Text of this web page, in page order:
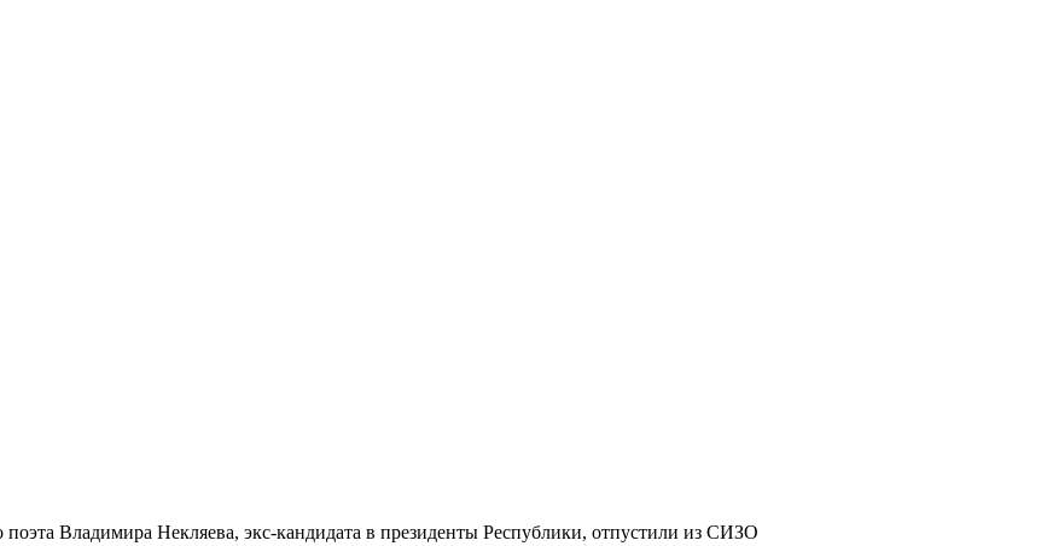
поэта Владимира Некляева, экс-кандидата в президенты Республики, отпустили из СИЗО